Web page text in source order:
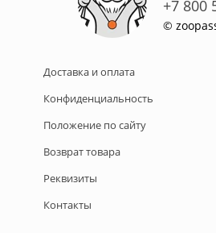
+7 800
©
Доставка и оплата
Конфиденциальность
Положение по сайту
Возврат товара
Реквизиты
Контакты